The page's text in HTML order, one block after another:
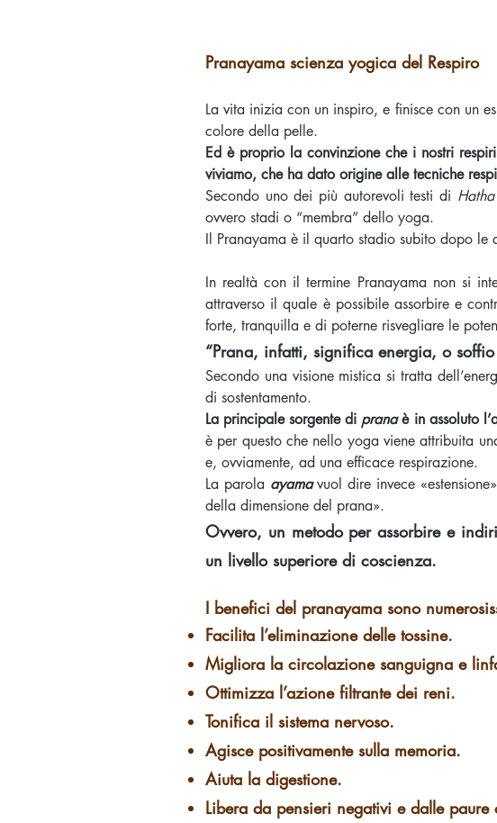
Pranayama scienza yogica del Respiro
La vita inizia con un inspiro, e finisce con un
colore della pelle.
Ed è proprio la convinzione che i nostri
viviamo, che ha dato origine alle tecniche
Secondo uno dei più autorevoli testi di
ovvero stadi o “membra” dello yoga.
Il Pranayama è il quarto stadio subito dopo le
In realtà con il termine Pranayama non si
attraverso il quale è possibile assorbire e
forte, tranquilla e di poterne risvegliare le
“Prana, infatti, significa energia, o
Secondo una visione mistica si tratta
di sostentamento.
La principale sorgente di pranaè in assoluto
è per questo che nello yoga viene attribuita
e, ovviamente, ad una efficace respirazione.
La parola ayamavuol dire invece
della dimensione del prana».
Ovvero, un metodo per assorbire e
un livello superiore di coscienza.
I benefici del pranayama sono
Facilita l’eliminazione delle tossine.
Migliora la circolazione sanguigna e
Ottimizza l’azione filtrante dei reni.
Tonifica il sistema nervoso.
Agisce positivamente sulla memoria.
Aiuta la digestione.
Libera da pensieri negativi e dalle